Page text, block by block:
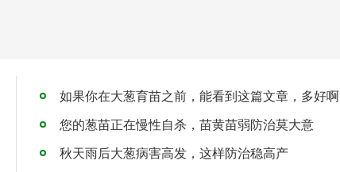
如果你在大葱育苗之前，能看到这篇文章，多好啊
您的葱苗正在慢性自杀，苗黄苗弱防治莫大意
秋天雨后大葱病害高发，这样防治稳高产